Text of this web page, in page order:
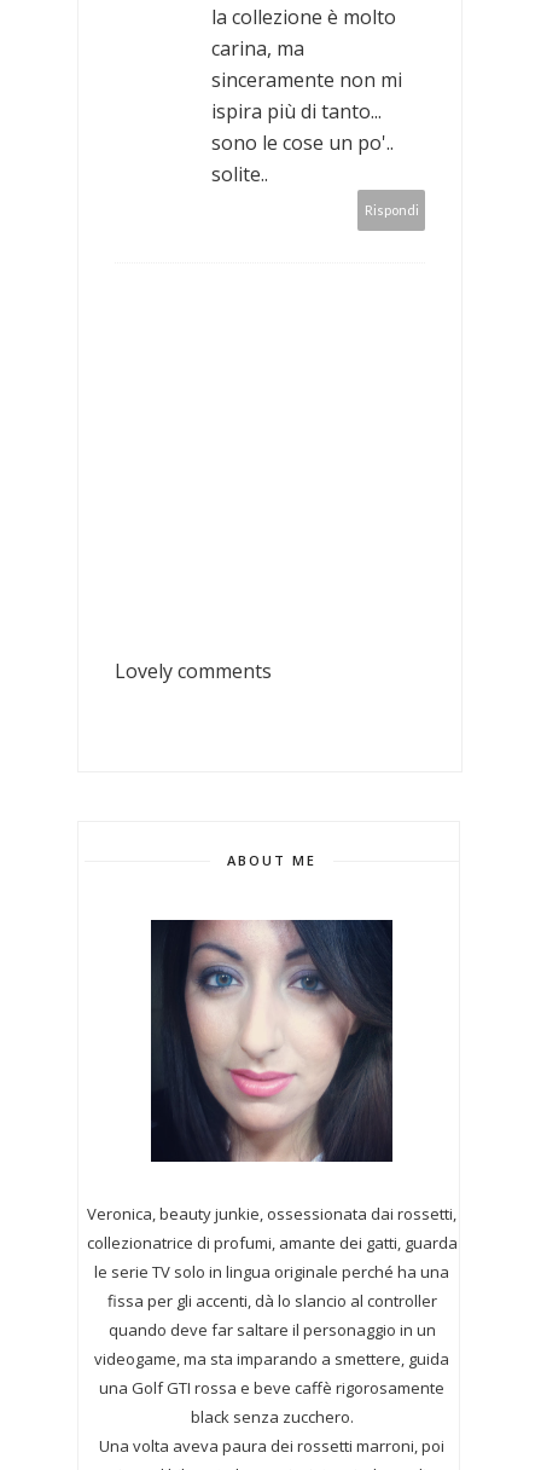
la collezione è molto
carina, ma
sinceramente non mi
ispira più di tanto...
sono le cose un po'..
solite..
Rispondi
Lovely comments
ABOUT ME
Veronica, beauty junkie, ossessionata dai rossetti,
collezionatrice di profumi, amante dei gatti, guarda
le serie TV solo in lingua originale perché ha una
fissa per gli accenti, dà lo slancio al controller
quando deve far saltare il personaggio in un
videogame, ma sta imparando a smettere, guida
una Golf GTI rossa e beve caffè rigorosamente
black senza zucchero.
Una volta aveva paura dei rossetti marroni, poi